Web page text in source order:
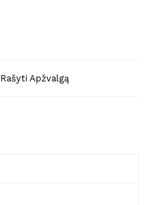
Rašyti Apžvalgą